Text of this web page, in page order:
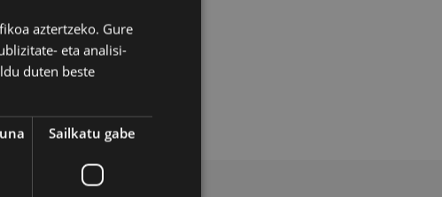
ekainaren 23ko
BASQUE
SPANISH
aztertzeko. Gure
eta analisi-
duten beste
Sailkatu gabe